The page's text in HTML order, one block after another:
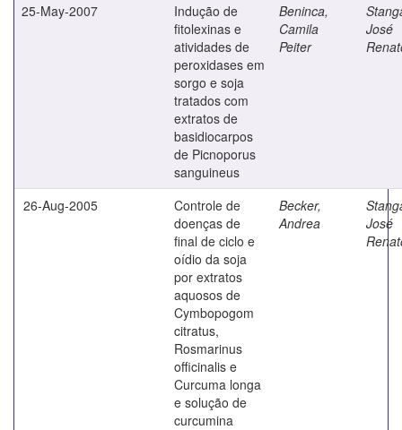
25-May-2007
Indução de
fitolexinas e
atividades de
peroxidases em
sorgo e soja
tratados com
extratos de
basidiocarpos
de Picnoporus
sanguineus
Beninca,
Camila
Peiter
José
26-Aug-2005
Controle de
doenças de
final de ciclo e
oídio da soja
por extratos
aquosos de
Cymbopogom
citratus,
Rosmarinus
officinalis e
Curcuma longa
e solução de
curcumina
Becker,
Andrea
José